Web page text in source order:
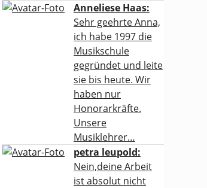
Anneliese Haas:
Sehr geehrte Anna,
ich habe 1997 die
Musikschule
gegründet und leite
sie bis heute. Wir
haben nur
Honorarkräfte.
Unsere
Musiklehrer…
petra leupold:
Nein,deine Arbeit
ist absolut nicht